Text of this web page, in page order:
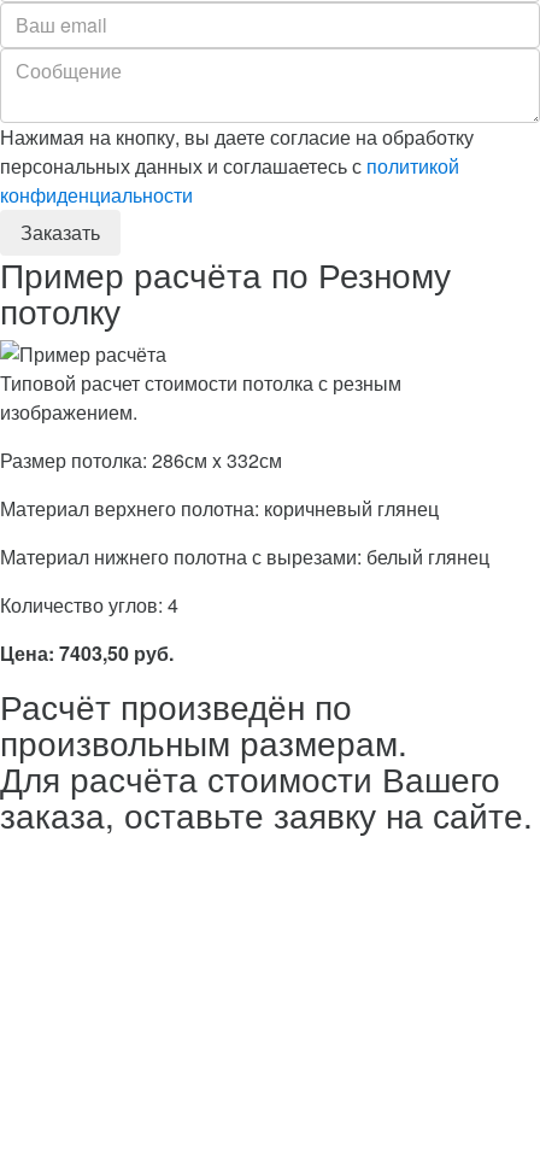
Нажимая на кнопку, вы даете согласие на обработку
персональных данных и соглашаетесь с политикой
конфиденциальности
Пример расчёта по Резному
потолку
Типовой расчет стоимости потолка с резным
изображением.
Размер потолка: 286см x 332см
Материал верхнего полотна: коричневый глянец
Материал нижнего полотна с вырезами: белый глянец
Количество углов: 4
Цена: 7403,50 руб.
Расчёт произведён по
произвольным размерам.
Для расчёта стоимости Вашего
заказа, оставьте заявку на сайте.